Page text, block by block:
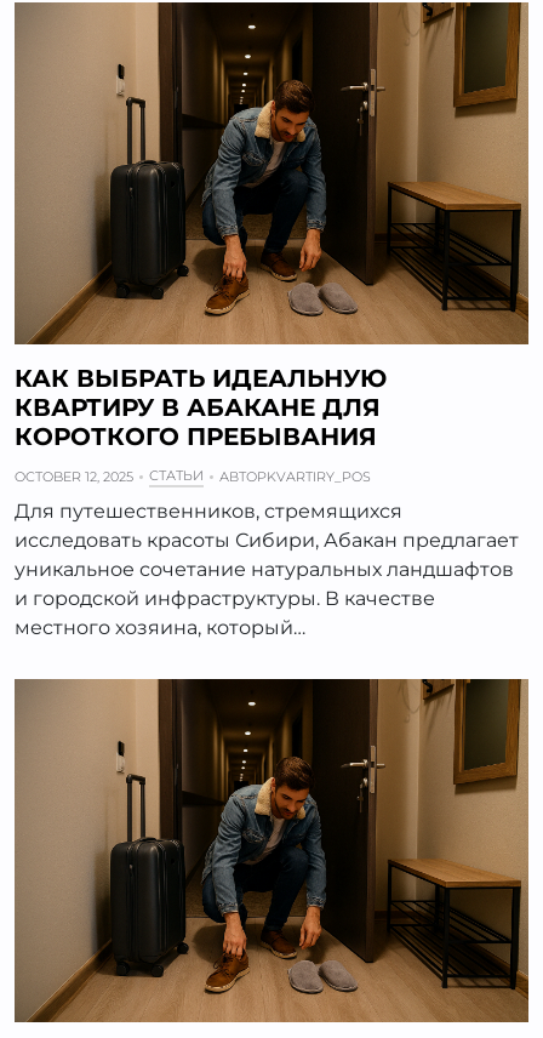
КАК ВЫБРАТЬ ИДЕАЛЬНУЮ
КВАРТИРУ В АБАКАНЕ ДЛЯ
КОРОТКОГО ПРЕБЫВАНИЯ
OCTOBER 12, 2025 СТАТЬИ АВТОРKVARTIRY_POS
Для путешественников, стремящихся
исследовать красоты Сибири, Абакан предлагает
уникальное сочетание натуральных ландшафтов
и городской инфраструктуры. В качестве
местного хозяина, который…